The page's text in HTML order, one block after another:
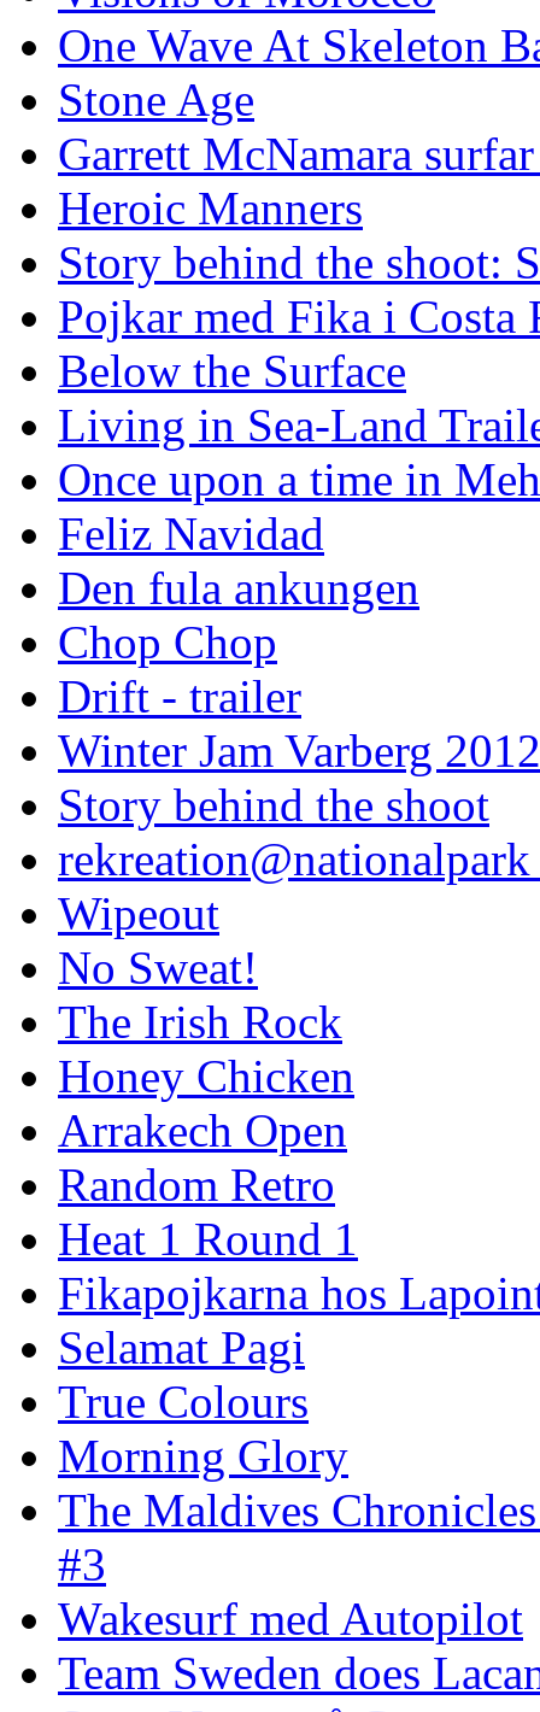
One Wave At Skeleton
Stone Age
Garrett McNamara
Heroic Manners
Story behind the shoot:
Pojkar med Fika i Costa
Below the Surface
Living in Sea-Land
Once upon a time in
Feliz Navidad
Den fula ankungen
Chop Chop
Drift - trailer
Winter Jam Varberg 2012
Story behind the shoot
rekreation@nationalpark
Wipeout
No Sweat!
The Irish Rock
Honey Chicken
Arrakech Open
Random Retro
Heat 1 Round 1
Fikapojkarna hos
Selamat Pagi
True Colours
Morning Glory
The Maldives
#3
Wakesurf med Autopilot
Team Sweden does